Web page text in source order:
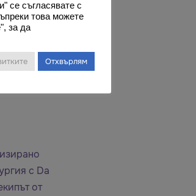
стена?
движат с
с Da
от
се съгласявате с
това можете
за да
Отхвърлям